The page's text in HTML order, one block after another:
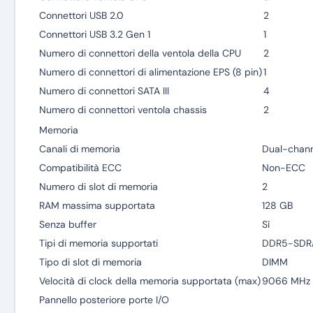
Connettori USB 2.0
2
Connettori USB 3.2 Gen 1
1
Numero di connettori della ventola della CPU
2
Numero di connettori di alimentazione EPS (8 pin)1
Numero di connettori SATA III
4
Numero di connettori ventola chassis
2
Memoria
Canali di memoria
Dual-
Compatibilità ECC
Non-ECC
Numero di slot di memoria
2
RAM massima supportata
128 GB
Senza buffer
Sì
Tipi di memoria supportati
DDR5-
Tipo di slot di memoria
DIMM
Velocità di clock della memoria supportata (max)9066 MHz
Pannello posteriore porte I/O